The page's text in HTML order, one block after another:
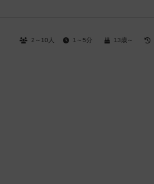
2～10人 1～5分 13歳～